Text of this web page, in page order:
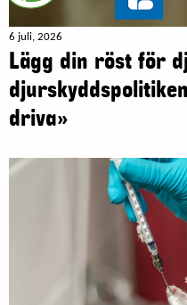
6 juli, 2026
Lägg din röst för
driva»